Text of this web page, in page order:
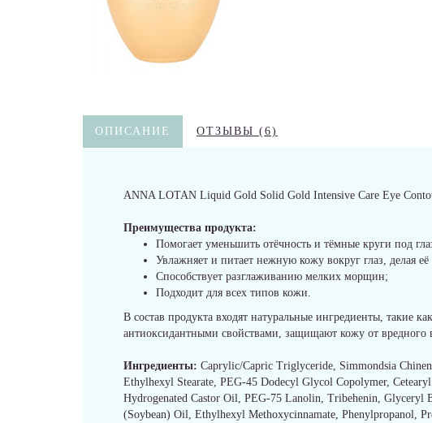
ОПИСАНИЕ ОТЗЫВЫ (6)
ANNA LOTAN Liquid Gold Solid Gold Intensive Care Eye
Преимущества продукта:
Помогает уменьшить отёчность и тёмные круги под
Увлажняет и питает нежную кожу вокруг глаз, делая
Способствует разглаживанию мелких морщин;
Подходит для всех типов кожи.
В состав продукта входят натуральные ингредиенты, такие
антиоксидантными свойствами, защищают кожу от вредного
Ингредиенты: Caprylic/Capric Triglyceride, Simmondsia
Ethylhexyl Stearate, PEG-45 Dodecyl Glycol Copolymer,
Hydrogenated Castor Oil, PEG-75 Lanolin, Tribehenin, Glyceryl
(Soybean) Oil, Ethylhexyl Methoxycinnamate, Phenylpropanol,